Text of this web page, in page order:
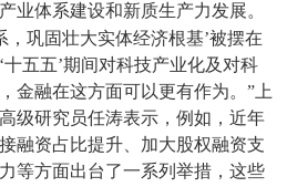
业体系建设和新质生产力发展。
，巩固壮大实体经济根基’被摆在
五五’期间对科技产业化及对科
金融在这方面可以更有作为。”上
级研究员任涛表示，例如，近年
融资占比提升、加大股权融资支
等方面出台了一系列举措，这些